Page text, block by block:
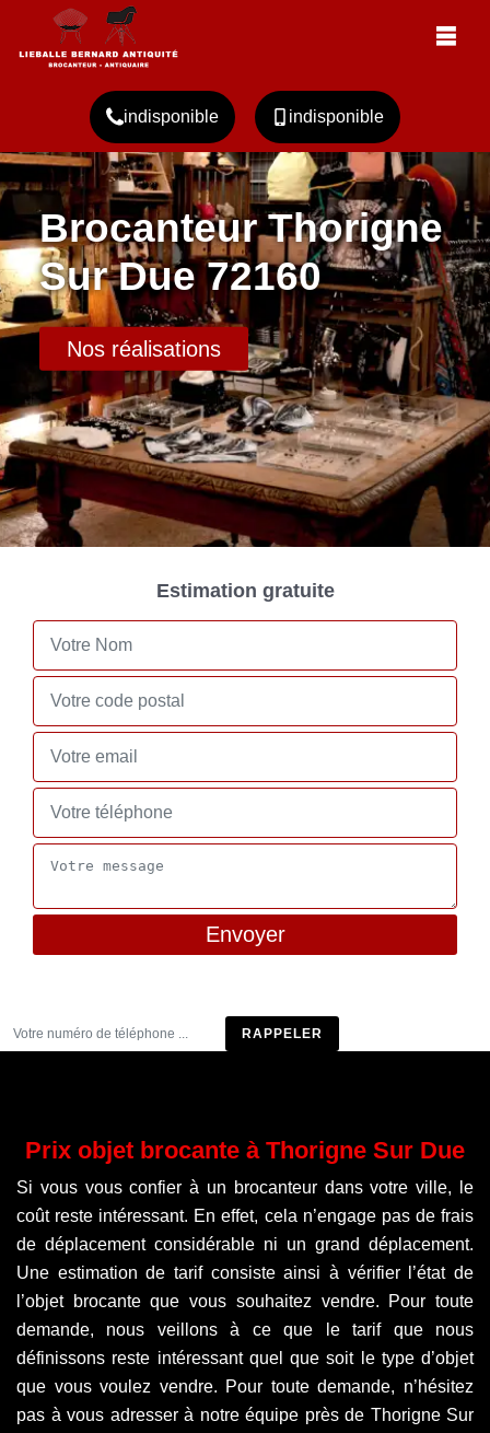
indisponible indisponible
Brocanteur Thorigne
Sur Due 72160
Nos réalisations
Estimation gratuite
Prix objet brocante à Thorigne Sur Due
Si vous vous confier à un brocanteur dans votre ville, le
coût reste intéressant. En effet, cela n’engage pas de frais
de déplacement considérable ni un grand déplacement.
Une estimation de tarif consiste ainsi à vérifier l’état de
l’objet brocante que vous souhaitez vendre. Pour toute
demande, nous veillons à ce que le tarif que nous
définissons reste intéressant quel que soit le type d’objet
que vous voulez vendre. Pour toute demande, n’hésitez
pas à vous adresser à notre équipe près de Thorigne Sur